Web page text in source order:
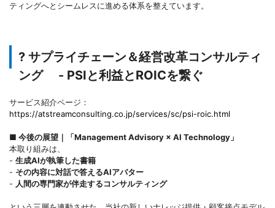
ティングへとシームレスに進める体系を整えています。
? サプライチェーン＆経営改革コンサルティ
ング - PSIと利益とROICを繋ぐ
サービス紹介ページ：
https://atstreamconsulting.co.jp/services/sc/psi-roic.html
■ 今後の展望｜「Management Advisory × AI Technology」
本取り組みは、
- 生成AIが執筆した書籍
- その内容に対話で答えるAIアバター
- 人間の専門家が伴走するコンサルティング